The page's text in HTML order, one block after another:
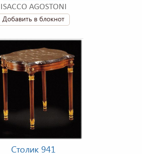
ISACCO AGOSTONI
Добавить в блокнот
Столик 941